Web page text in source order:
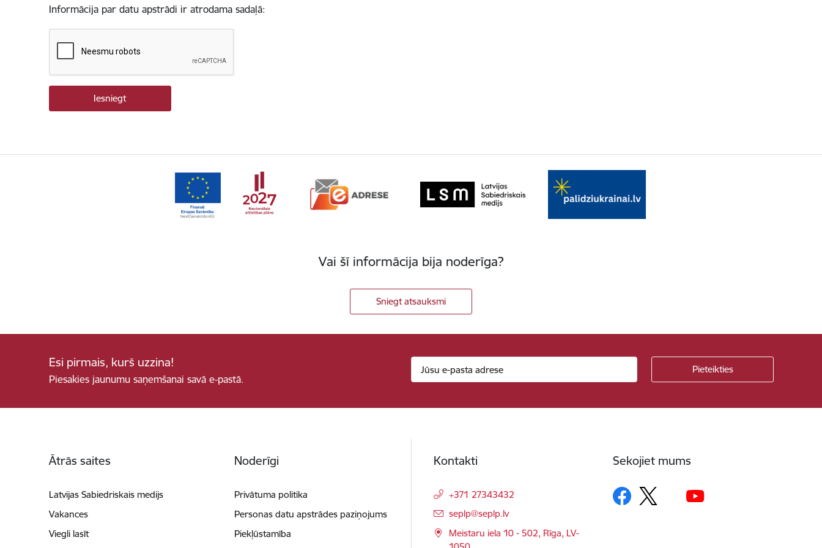
Informācija par datu apstrādi ir atrodama sadaļā:
Vai šī informācija bija noderīga?
Sniegt atsauksmi
Esi pirmais, kurš uzzina!
Piesakies jaunumu saņemšanai savā e-pastā.
Ātrās saites
Latvijas Sabiedriskais medijs
Vakances
Viegli lasīt
Noderīgi
Privātuma politika
Personas datu apstrādes paziņojums
Piekļūstamība
Kontakti
+371 27343432
E-pasts:
seplp@seplp.lv
Meistaru iela 10 - 502, Rīga, LV-
Sekojiet mums